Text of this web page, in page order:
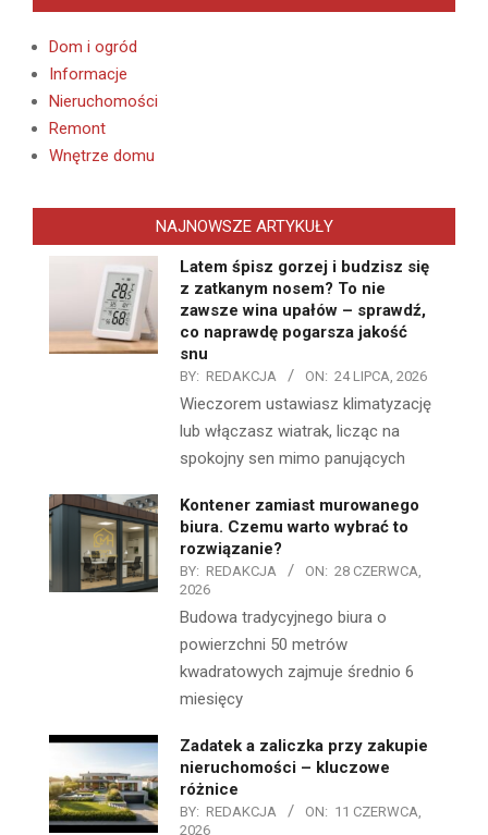
Dom i ogród
Informacje
Nieruchomości
Remont
Wnętrze domu
NAJNOWSZE ARTYKUŁY
Latem śpisz gorzej i budzisz się
z zatkanym nosem? To nie
zawsze wina upałów – sprawdź,
co naprawdę pogarsza jakość
snu
BY: REDAKCJA ON: 24 LIPCA, 2026
Wieczorem ustawiasz klimatyzację
lub włączasz wiatrak, licząc na
spokojny sen mimo panujących
Kontener zamiast murowanego
biura. Czemu warto wybrać to
rozwiązanie?
BY: REDAKCJA ON: 28 CZERWCA,
2026
Budowa tradycyjnego biura o
powierzchni 50 metrów
kwadratowych zajmuje średnio 6
miesięcy
Zadatek a zaliczka przy zakupie
nieruchomości – kluczowe
różnice
BY: REDAKCJA ON: 11 CZERWCA,
2026